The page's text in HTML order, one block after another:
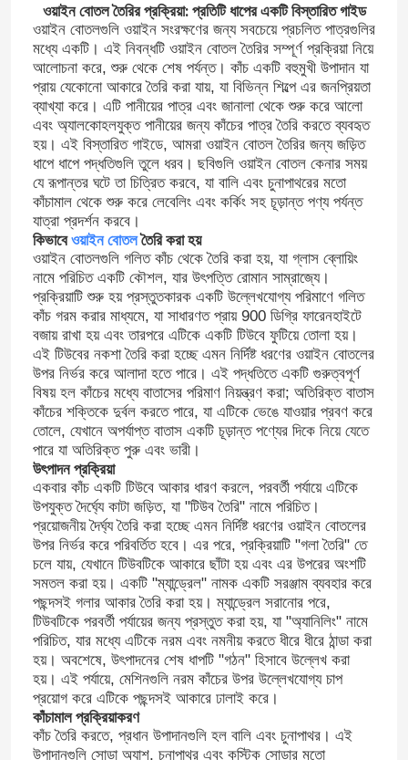
ওয়াইন বোতল তৈরির প্রক্রিয়া: প্রতিটি ধাপের একটি বিস্তারিত গাইড
ওয়াইন বোতলগুলি ওয়াইন সংরক্ষণের জন্য সবচেয়ে প্রচলিত পাত্রগুলির
মধ্যে একটি। এই নিবন্ধটি ওয়াইন বোতল তৈরির সম্পূর্ণ প্রক্রিয়া নিয়ে
আলোচনা করে, শুরু থেকে শেষ পর্যন্ত। কাঁচ একটি বহুমুখী উপাদান যা
প্রায় যেকোনো আকারে তৈরি করা যায়, যা বিভিন্ন শিল্পে এর জনপ্রিয়তা
ব্যাখ্যা করে। এটি পানীয়ের পাত্র এবং জানালা থেকে শুরু করে আলো
এবং অ্যালকোহলযুক্ত পানীয়ের জন্য কাঁচের পাত্র তৈরি করতে ব্যবহৃত
হয়। এই বিস্তারিত গাইডে, আমরা ওয়াইন বোতল তৈরির জন্য জড়িত
ধাপে ধাপে পদ্ধতিগুলি তুলে ধরব। ছবিগুলি ওয়াইন বোতল কেনার সময়
যে রূপান্তর ঘটে তা চিত্রিত করবে, যা বালি এবং চুনাপাথরের মতো
কাঁচামাল থেকে শুরু করে লেবেলিং এবং কর্কিং সহ চূড়ান্ত পণ্য পর্যন্ত
যাত্রা প্রদর্শন করবে।
কিভাবেওয়াইন বোতলতৈরি করা হয়
ওয়াইন বোতলগুলি গলিত কাঁচ থেকে তৈরি করা হয়, যা গ্লাস ব্লোয়িং
নামে পরিচিত একটি কৌশল, যার উৎপত্তি রোমান সাম্রাজ্যে।
প্রক্রিয়াটি শুরু হয় প্রস্তুতকারক একটি উল্লেখযোগ্য পরিমাণে গলিত
কাঁচ গরম করার মাধ্যমে, যা সাধারণত প্রায় 900 ডিগ্রি ফারেনহাইটে
বজায় রাখা হয় এবং তারপরে এটিকে একটি টিউবে ফুটিয়ে তোলা হয়।
এই টিউবের নকশা তৈরি করা হচ্ছে এমন নির্দিষ্ট ধরণের ওয়াইন বোতলের
উপর নির্ভর করে আলাদা হতে পারে। এই পদ্ধতিতে একটি গুরুত্বপূর্ণ
বিষয় হল কাঁচের মধ্যে বাতাসের পরিমাণ নিয়ন্ত্রণ করা; অতিরিক্ত বাতাস
কাঁচের শক্তিকে দুর্বল করতে পারে, যা এটিকে ভেঙে যাওয়ার প্রবণ করে
তোলে, যেখানে অপর্যাপ্ত বাতাস একটি চূড়ান্ত পণ্যের দিকে নিয়ে যেতে
পারে যা অতিরিক্ত পুরু এবং ভারী।
উৎপাদন প্রক্রিয়া
একবার কাঁচ একটি টিউবে আকার ধারণ করলে, পরবর্তী পর্যায়ে এটিকে
উপযুক্ত দৈর্ঘ্যে কাটা জড়িত, যা "টিউব তৈরি" নামে পরিচিত।
প্রয়োজনীয় দৈর্ঘ্য তৈরি করা হচ্ছে এমন নির্দিষ্ট ধরণের ওয়াইন বোতলের
উপর নির্ভর করে পরিবর্তিত হবে। এর পরে, প্রক্রিয়াটি "গলা তৈরি" তে
চলে যায়, যেখানে টিউবটিকে আকারে ছাঁটা হয় এবং এর উপরের অংশটি
সমতল করা হয়। একটি "ম্যান্ড্রেল" নামক একটি সরঞ্জাম ব্যবহার করে
পছন্দসই গলার আকার তৈরি করা হয়। ম্যান্ড্রেল সরানোর পরে,
টিউবটিকে পরবর্তী পর্যায়ের জন্য প্রস্তুত করা হয়, যা "অ্যানিলিং" নামে
পরিচিত, যার মধ্যে এটিকে নরম এবং নমনীয় করতে ধীরে ধীরে ঠান্ডা করা
হয়। অবশেষে, উৎপাদনের শেষ ধাপটি "গঠন" হিসাবে উল্লেখ করা
হয়। এই পর্যায়ে, মেশিনগুলি নরম কাঁচের উপর উল্লেখযোগ্য চাপ
প্রয়োগ করে এটিকে পছন্দসই আকারে ঢালাই করে।
কাঁচামাল প্রক্রিয়াকরণ
কাঁচ তৈরি করতে, প্রধান উপাদানগুলি হল বালি এবং চুনাপাথর। এই
উপাদানগুলি সোডা অ্যাশ, চুনাপাথর এবং কস্টিক সোডার মতো